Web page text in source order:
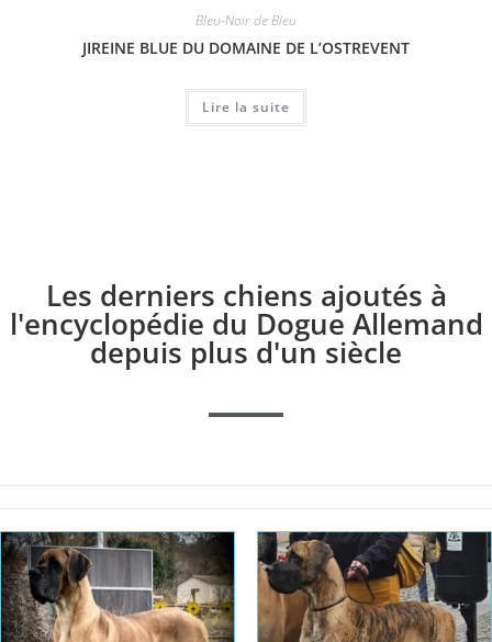
Bleu-Noir de Bleu
JIREINE BLUE DU DOMAINE DE L’OSTREVENT
Lire la suite
Les derniers chiens ajoutés à
l'encyclopédie du Dogue Allemand
depuis plus d'un siècle